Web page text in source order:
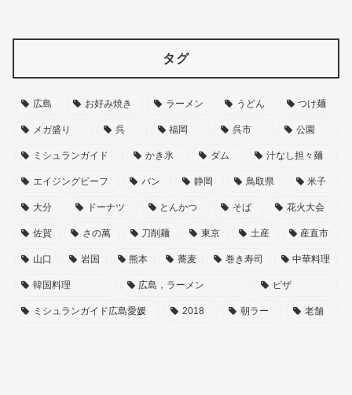
タグ
広島 お好み焼き ラーメン うどん つけ麺
メガ盛り 呉 福岡 呉市 公園
ミシュランガイド かき氷 ダム 汁なし担々麺
エイジングビーフ パン 静岡 鳥取県 米子
大分 ドーナツ とんかつ そば 花火大会
佐賀 さの萬 刀削麺 東京 土産 産直市
山口 岩国 熊本 蕎麦 巻き寿司 中華料理
韓国料理 広島，ラーメン ピザ
ミシュランガイド広島愛媛 2018 朝ラー 老舗